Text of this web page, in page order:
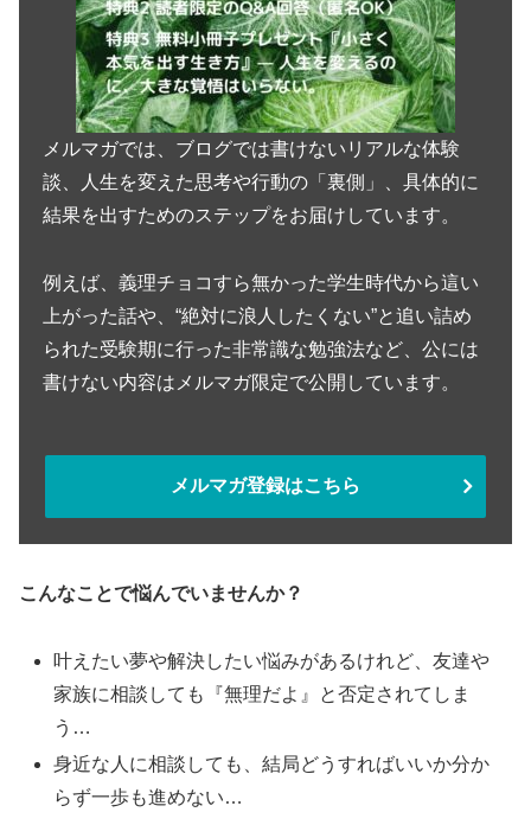
メルマガでは、ブログでは書けないリアルな体験
談、人生を変えた思考や行動の「裏側」、具体的に
結果を出すためのステップをお届けしています。
例えば、義理チョコすら無かった学生時代から這い
上がった話や、“絶対に浪人したくない”と追い詰め
られた受験期に行った非常識な勉強法など、公には
書けない内容はメルマガ限定で公開しています。
メルマガ登録はこちら
こんなことで悩んでいませんか？
叶えたい夢や解決したい悩みがあるけれど、友達や
家族に相談しても『無理だよ』と否定されてしま
う…
身近な人に相談しても、結局どうすればいいか分か
らず一歩も進めない…